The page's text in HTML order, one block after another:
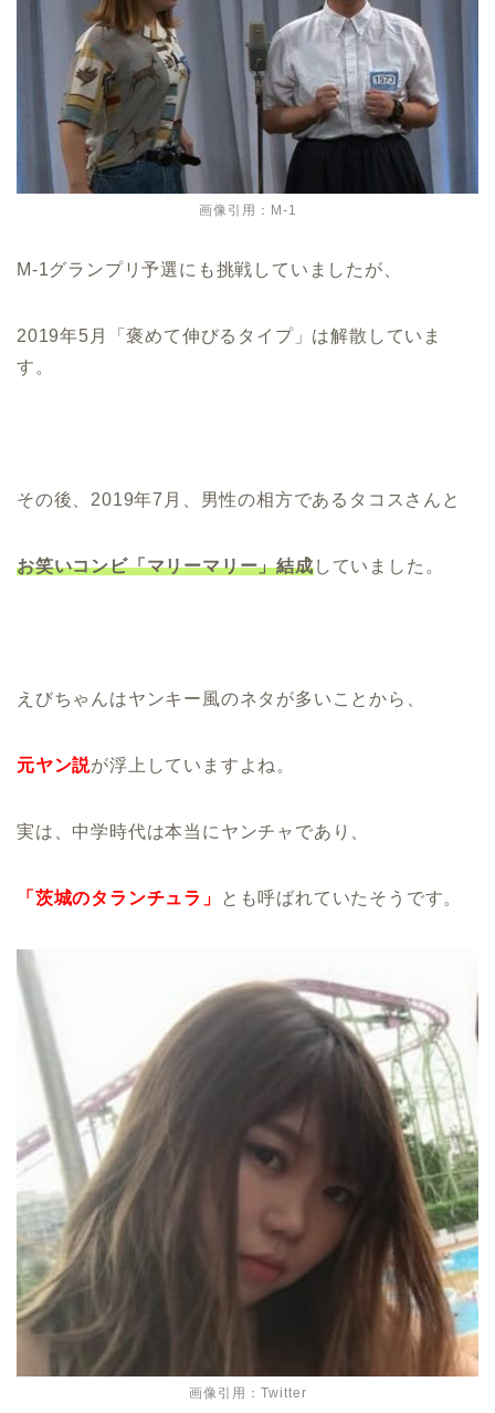
画像引用：M-1
M-1グランプリ予選にも挑戦していましたが、
2019年5月「褒めて伸びるタイプ」は解散していま
す。
その後、2019年7月、男性の相方であるタコスさんと
お笑いコンビ「マリーマリー」結成していました。
えびちゃんはヤンキー風のネタが多いことから、
元ヤン説が浮上していますよね。
実は、中学時代は本当にヤンチャであり、
「茨城のタランチュラ」 とも呼ばれていたそうです。
画像引用：Twitter